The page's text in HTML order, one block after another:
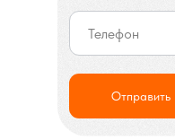
Отправить